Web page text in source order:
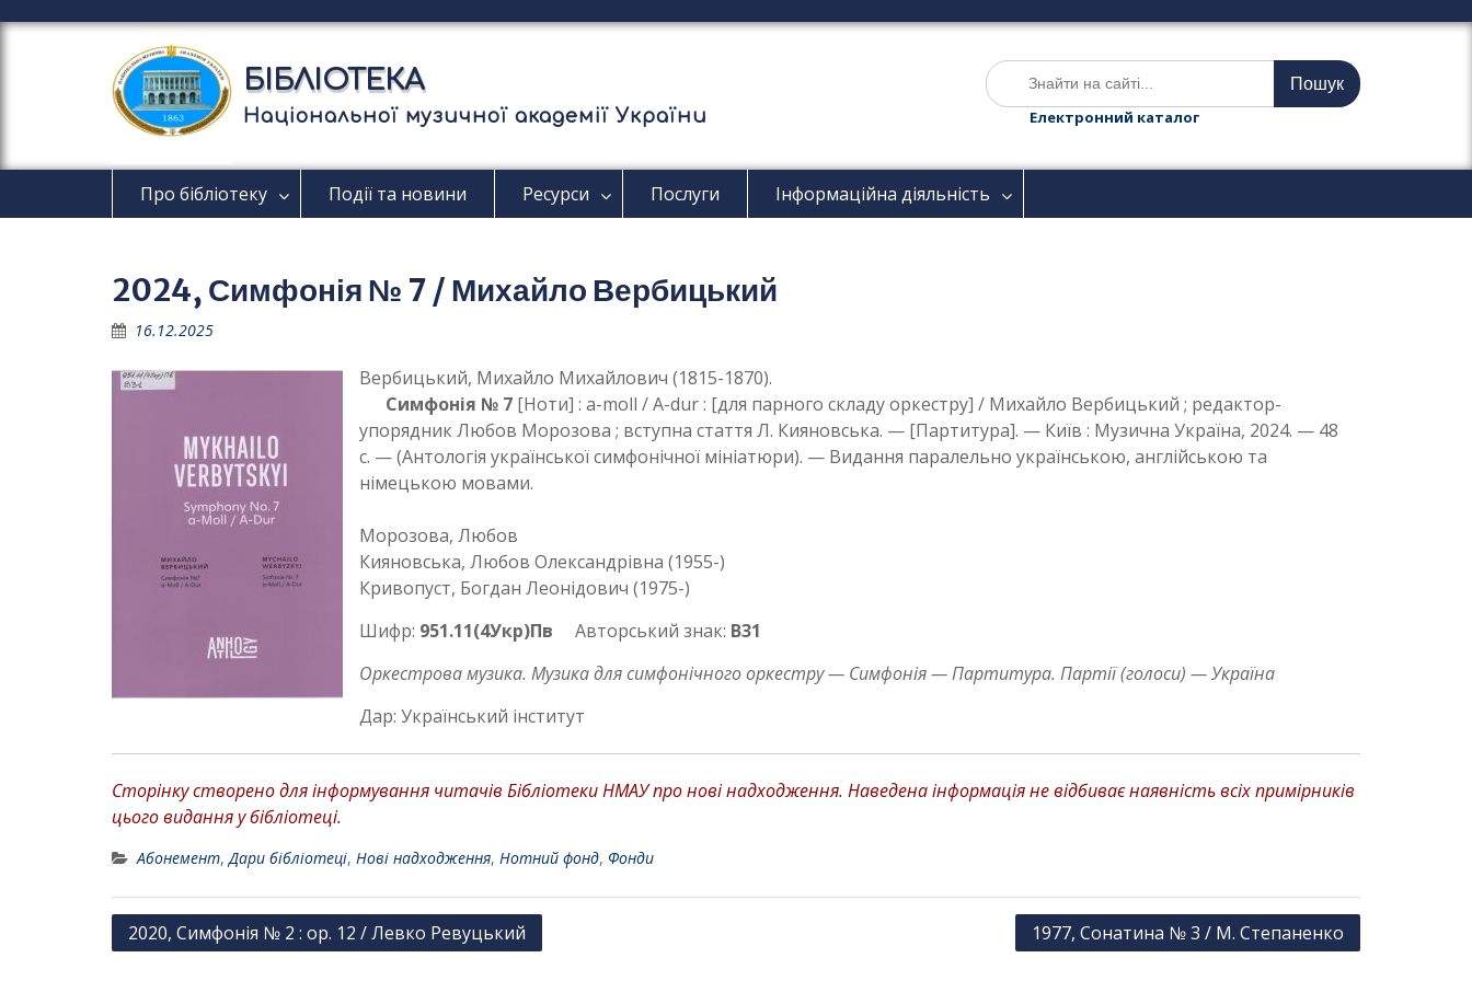
е
д
в
БІБЛІОТЕКА
Національної музичної академії України
Ш
у
т
Електронний каталог
Про бібліотеку Події та новини Ресурси Послуги Інформаційна діяльність
2024, Симфонія № 7 / Михайло Вербицький
16.12.2025
Вербицький, Михайло Михайлович (1815-1870).
Симфонія № 7 [Ноти] : a-moll / A-dur : [для парного складу оркестру] / Михайло Вербицький ; редактор-
упорядник Любов Морозова ; вступна стаття Л. Кияновська. — [Партитура]. — Київ : Музична Україна, 2024. — 48
c. — (Антологія української симфонічної мініатюри). — Видання паралельно українською, англійською та
німецькою мовами.
Морозова, Любов
Кияновська, Любов Олександрівна (1955-)
Кривопуст, Богдан Леонідович (1975-)
Шифр: 951.11(4Укр)Пв Авторський знак: В31
Оркестрова музика. Музика для симфонічного оркестру — Симфонія — Партитура. Партії (голоси) — Україна
Дар: Український інститут
Сторінку створено для інформування читачів Бібліотеки НМАУ про нові надходження. Наведена інформація не відбиває наявність всіх примірників
цього видання у бібліотеці.
Абонемент,Дари бібліотеці, Нові надходження, Нотний фонд, Фонди
2020, Симфонія № 2 : op. 12 / Левко Ревуцький 1977, Сонатина № 3 / М. Степаненко